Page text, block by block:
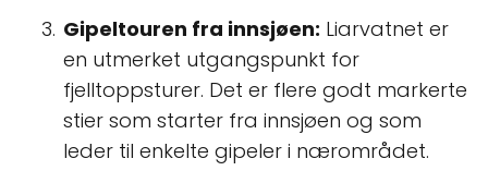
Gipeltouren fra innsjøen: Liarvatnet er
en utmerket utgangspunkt for
fjelltoppsturer. Det er flere godt markerte
stier som starter fra innsjøen og som
leder til enkelte gipeler i nærområdet.